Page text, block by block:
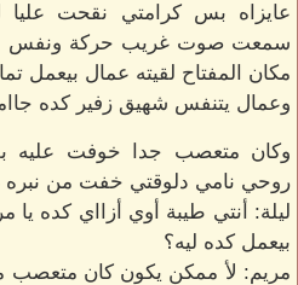
عايزاه بس كرامتي نقحت
سمعت صوت غريب حركة ونفس
مكان المفتاح لقيته عمال
وعمال يتنفس شهيق زفير كده
وكان متعصب جدا خوفت عليه
روحي نامي دلوقتي خفت من
ليلة: أنتي طيبة أوي أزااي كده
بيعمل كده ليه؟
مريم: لأ ممكن يكون كان متعصب